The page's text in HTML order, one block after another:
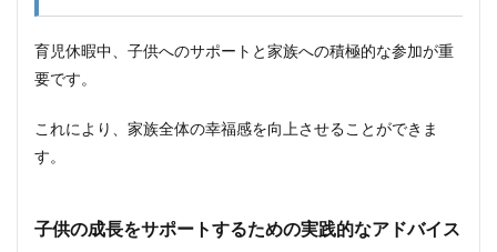
育児休暇中、子供へのサポートと家族への積極的な参加が重
要です。
これにより、家族全体の幸福感を向上させることができま
す。
子供の成長をサポートするための実践的なアドバイス